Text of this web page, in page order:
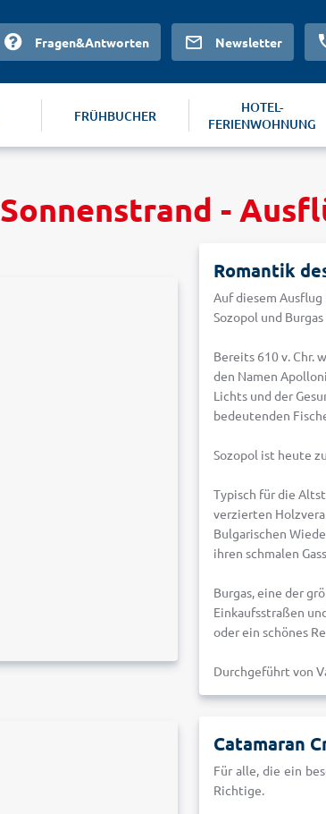
Fragen&Antworten Newsletter
FRÜHBUCHER
HOTEL-
FERIENWOHNUNG
Sonnenstrand -
Romantik
Auf diesem
Sozopol und
Bereits 610 v. Chr.
den Namen
Lichts und der
bedeutenden
Sozopol ist heute
Typisch für die
verzierten
Bulgarischen
ihren schmalen
Burgas, eine der
Einkaufsstraßen
oder ein schönes
Durchgeführt von
Catamaran
Für alle, die ein
Richtige.